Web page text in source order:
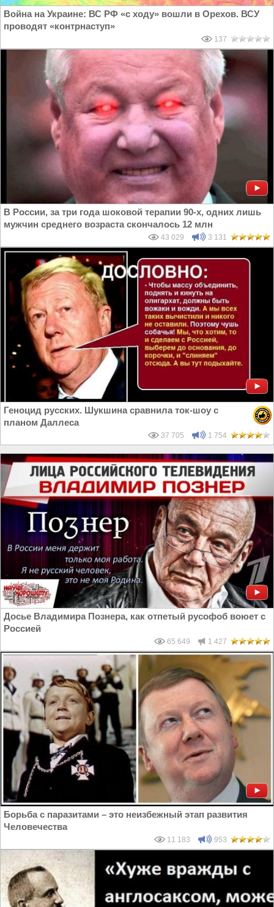
Война на Украине: ВС РФ «с ходу» вошли в Орехов. ВСУ
проводят «контрнаступ»
137
В России, за три года шоковой терапии 90-х, одних лишь
мужчин среднего возраста скончалось 12 млн
43 029 3 131
Геноцид русских. Шукшина сравнила ток-шоу с
планом Даллеса
37 705 1 754
Досье Владимира Познера, как отпетый русофоб воюет с
Россией
65 649 1 427
Борьба с паразитами – это неизбежный этап развития
Человечества
11 183 953